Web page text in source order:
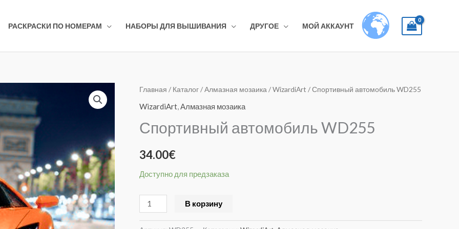
РАСКРАСКИ ПО НОМЕРАМ НАБОРЫ ДЛЯ ВЫШИВАНИЯ ДРУГОЕ МОЙ АККАУНТ
Главная / Каталог/Алмазная мозаика /WizardiArt / Спортивный автомобиль WD255
WizardiArt,Алмазная мозаика
Спортивный автомобиль WD255
34.00€
Доступно для предзаказа
Количество
товара
автомобиль
В корзину